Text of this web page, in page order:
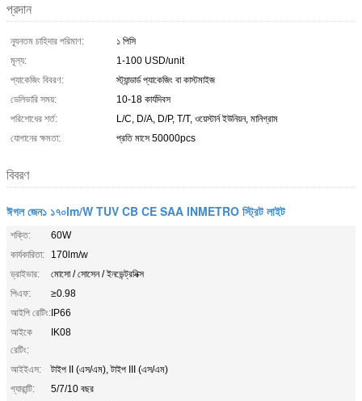
প্রদান
ন্যূনতম চাহিদার পরিমাণ:
১ পিসি
মূল্য:
1-100 USD/unit
প্যাকেজিং বিবরণ:
স্ট্যান্ডার্ড প্যাকেজিং বা কাস্টমাইজ
ডেলিভারি সময়:
10-18 কার্যদিবস
পরিশোধের শর্ত:
L/C, D/A, D/P, T/T, ওয়েস্টার্ন ইউনিয়ন, মানিগ্রাম
যোগানের ক্ষমতা:
প্রতি মাসে 50000pcs
বিবরণ
ঈগল জেন১ ১৭০lm/W TUV CB CE SAA INMETRO স্ট্রিট লাইট
শক্তি:
60W
কার্যকারিতা:
170lm/w
ড্রাইভার:
মোসো / সোসেন / ইনভেন্ট্রনিক্স
পিএফ:
≥0.98
আইপি রেটিং:IP66
আইকে
রেটিং:
IK08
আইইএস:
টাইপ II (এস/এম), টাইপ III (এস/এম)
গ্যারান্টি:
5/7/10 বছর